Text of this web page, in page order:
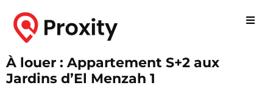
À louer : Appartement S+2 aux
Jardins d’El Menzah 1